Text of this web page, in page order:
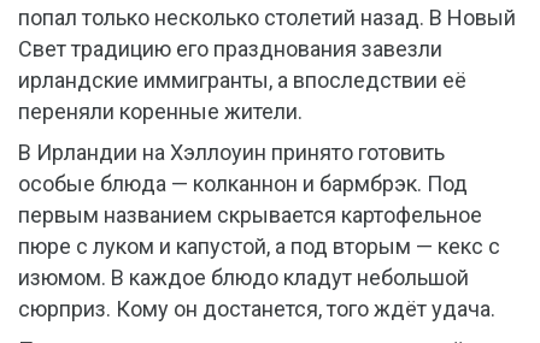
попал только несколько столетий назад. В Новый
Свет традицию его празднования завезли
ирландские иммигранты, а впоследствии её
переняли коренные жители.
В Ирландии на Хэллоуин принято готовить
особые блюда — колканнон и бармбрэк. Под
первым названием скрывается картофельное
пюре с луком и капустой, а под вторым — кекс с
изюмом. В каждое блюдо кладут небольшой
сюрприз. Кому он достанется, того ждёт удача.